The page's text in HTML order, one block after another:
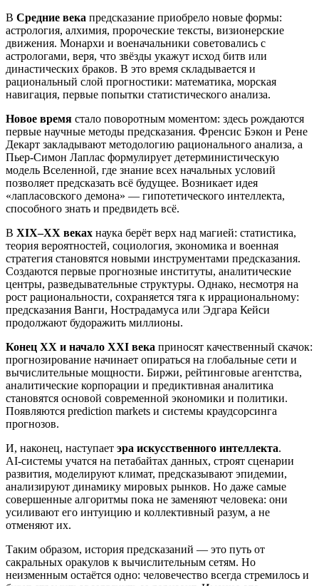
В Средние века предсказание приобрело новые формы:
астрология, алхимия, пророческие тексты, визионерские
движения. Монархи и военачальники советовались с
астрологами, веря, что звёзды укажут исход битв или
династических браков. В это время складывается и
рациональный слой прогностики: математика, морская
навигация, первые попытки статистического анализа.
Новое время стало поворотным моментом: здесь рождаются
первые научные методы предсказания. Френсис Бэкон и Рене
Декарт закладывают методологию рационального анализа, а
Пьер‑Симон Лаплас формулирует детерминистическую
модель Вселенной, где знание всех начальных условий
позволяет предсказать всё будущее. Возникает идея
«лапласовского демона» — гипотетического интеллекта,
способного знать и предвидеть всё.
В XIX–XX веках наука берёт верх над магией: статистика,
теория вероятностей, социология, экономика и военная
стратегия становятся новыми инструментами предсказания.
Создаются первые прогнозные институты, аналитические
центры, разведывательные структуры. Однако, несмотря на
рост рациональности, сохраняется тяга к иррациональному:
предсказания Ванги, Нострадамуса или Эдгара Кейси
продолжают будоражить миллионы.
Конец XX и начало XXI века приносят качественный скачок:
прогнозирование начинает опираться на глобальные сети и
вычислительные мощности. Биржи, рейтинговые агентства,
аналитические корпорации и предиктивная аналитика
становятся основой современной экономики и политики.
Появляются prediction markets и системы краудсорсинга
прогнозов.
И, наконец, наступает эра искусственного интеллекта.
AI‑системы учатся на петабайтах данных, строят сценарии
развития, моделируют климат, предсказывают эпидемии,
анализируют динамику мировых рынков. Но даже самые
совершенные алгоритмы пока не заменяют человека: они
усиливают его интуицию и коллективный разум, а не
отменяют их.
Таким образом, история предсказаний — это путь от
сакральных оракулов к вычислительным сетям. Но
неизменным остаётся одно: человечество всегда стремилось и